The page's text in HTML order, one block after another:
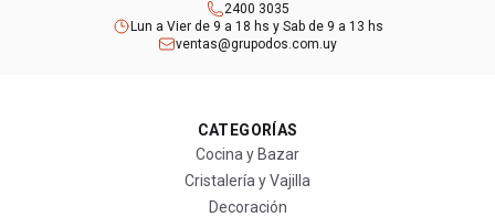
2400 3035
Lun a Vier de 9 a 18 hs y Sab de 9 a 13 hs
ventas@grupodos.com.uy
CATEGORÍAS
Cocina y Bazar
Cristalería y Vajilla
Decoración